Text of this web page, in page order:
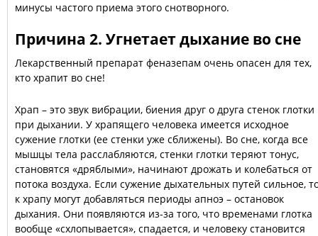
минусы частого приема этого снотворного.
Причина 2. Угнетает дыхание во сне
Лекарственный препарат феназепам очень опасен для тех,
кто храпит во сне!
Храп – это звук вибрации, биения друг о друга стенок глотки
при дыхании. У храпящего человека имеется исходное
сужение глотки (ее стенки уже сближены). Во сне, когда все
мышцы тела расслабляются, стенки глотки теряют тонус,
становятся «дряблыми», начинают дрожать и колебаться от
потока воздуха. Если сужение дыхательных путей сильное,
к храпу могут добавляться периоды апноэ – остановок
дыхания. Они появляются из-за того, что временами глотка
вообще «схлопывается», спадается, и человеку становится